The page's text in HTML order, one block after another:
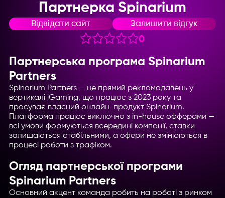
Партнерка Spinarium
Відвідати сайт Залишити відгук
0
Партнерська програма Spinarium
Partners
Spinarium Partners — це прямий рекламодавець у
вертикалі iGaming, що працює з 2023 року та
просуває власний онлайн-продукт Spinarium.
Платформа працює виключно з in-house офферами —
всі умови формуються всередині компанії, ставки
залишаються стабільними, а офери не змінюються в
процесі роботи з трафіком.
Огляд партнерської програми
Spinarium Partners
Основний акцент команда робить на роботі з ринком